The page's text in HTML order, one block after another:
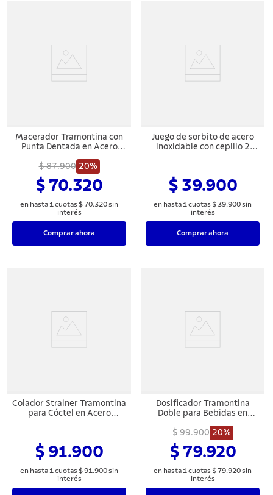
Macerador Tramontina con
Punta Dentada en Acero
$ 87.900 20%
$ 70.320
en hasta 1 cuotas $ 70.320sin
interés
Comprar ahora
Juego de sorbito de acero
inoxidable con cepillo 2
$ 39.900
en hasta 1 cuotas $ 39.900sin
interés
Comprar ahora
Colador Strainer Tramontina
para Cóctel en Acero
$ 91.900
en hasta 1 cuotas $91 .900sin
interés
Dosificador Tramontina
Doble para Bebidas en
$ 99.900 20%
$ 79.920
en hasta 1 cuotas $ 79.920sin
interés